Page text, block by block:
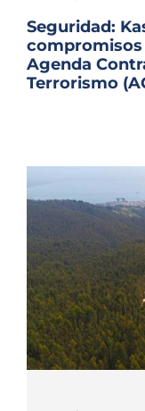
Seguridad:
compromisos
Agenda
Terrorismo